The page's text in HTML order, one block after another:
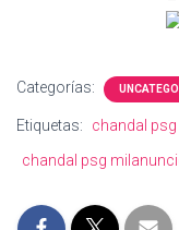
Categorías:
Etiquetas:
chandal
chandal psg